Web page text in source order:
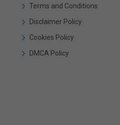
Terms and Conditions
Disclaimer Policy
Cookies Policy
DMCA Policy